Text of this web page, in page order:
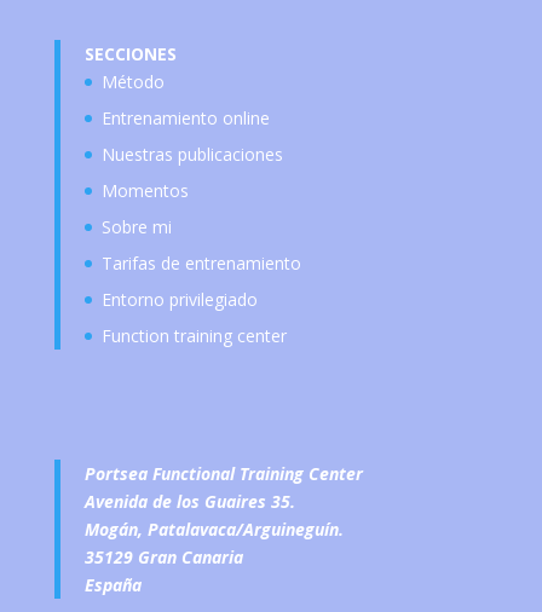
SECCIONES
Método
Entrenamiento online
Nuestras publicaciones
Momentos
Sobre mi
Tarifas de entrenamiento
Entorno privilegiado
Function training center
Portsea Functional Training Center
Avenida de los Guaires 35.
Mogán, Patalavaca/Arguineguín.
35129 Gran Canaria
España